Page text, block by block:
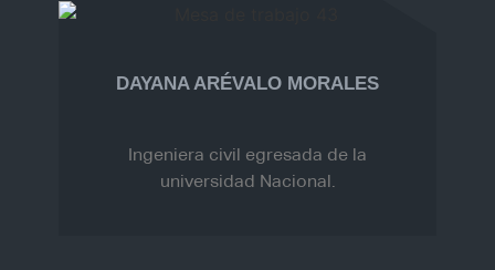
DAYANA ARÉVALO MORALES
Ingeniera civil egresada de la
universidad Nacional.